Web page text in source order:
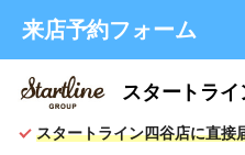
来店予約フォーム
スタートラ
スタートライン四谷店に直接